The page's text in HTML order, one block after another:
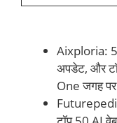
Aixploria:
अपडेट, और
One जगह पर